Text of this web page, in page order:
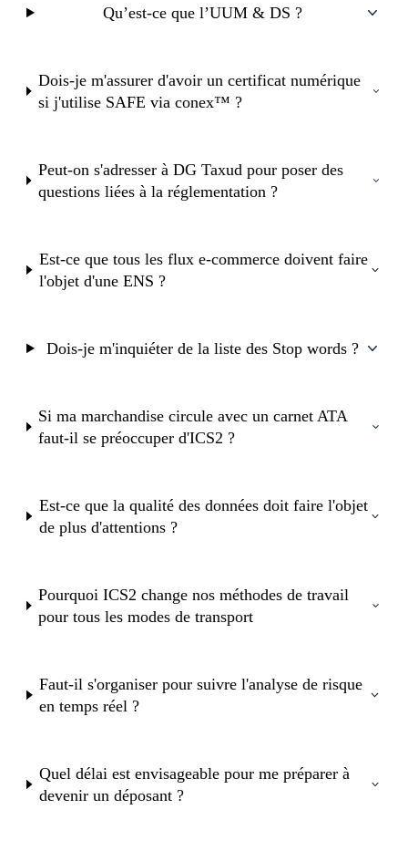
Qu’est-ce que l’UUM & DS ?
Dois-je m'assurer d'avoir un certificat numérique
si j'utilise SAFE via conex™ ?
Peut-on s'adresser à DG Taxud pour poser des
questions liées à la réglementation ?
Est-ce que tous les flux e-commerce doivent faire
l'objet d'une ENS ?
Dois-je m'inquiéter de la liste des Stop words ?
Si ma marchandise circule avec un carnet ATA
faut-il se préoccuper d'ICS2 ?
Est-ce que la qualité des données doit faire l'objet
de plus d'attentions ?
Pourquoi ICS2 change nos méthodes de travail
pour tous les modes de transport
Faut-il s'organiser pour suivre l'analyse de risque
en temps réel ?
Quel délai est envisageable pour me préparer à
devenir un déposant ?